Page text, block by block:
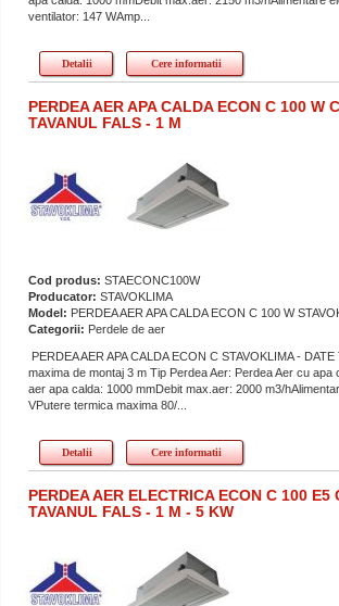
ventilator: 147 WAmp...
Detalii Cere informatii
PERDEA AER APA CALDA ECON C 100 W
TAVANUL FALS - 1 M
Cod produs: STAECONC100W
Producator: STAVOKLIMA
Model: PERDEA AER APA CALDA ECON C 100 W
Categorii: Perdele de aer
PERDEA AER APA CALDA ECON C STAVOKLIMA -
maxima de montaj 3 m Tip Perdea Aer: Perdea Aer cu apa
aer apa calda: 1000 mmDebit max.aer: 2000 m3/
VPutere termica maxima 80/...
Detalii Cere informatii
PERDEA AER ELECTRICA ECON C 100 E5
TAVANUL FALS - 1 M - 5 KW